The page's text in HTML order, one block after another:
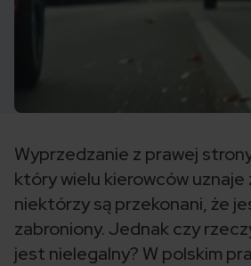
Wyprzedzanie z prawej
który wielu kierowców uznaje
niektórzy są przekonani, że
zabroniony. Jednak czy
jest nielegalny? W polskim